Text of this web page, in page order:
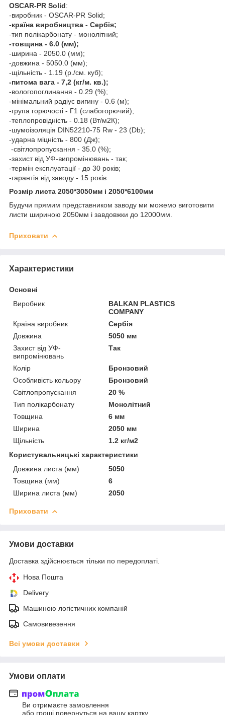
OSCAR-PR Solid:
-виробник - OSCAR-PR Solid;
-країна виробництва - Сербія;
-тип полікарбонату - монолітний;
-товщина - 6.0 (мм);
-ширина - 2050.0 (мм);
-довжина - 5050.0 (мм);
-щільність - 1.19 (р./см. куб);
-питома вага - 7,2 (кг/м. кв.);
-вологопоглинання - 0.29 (%);
-мінімальний радіус вигину - 0.6 (м);
-група горючості - Г1 (слабогорючий);
-теплопровідність - 0.18 (Вт/м2К);
-шумоізоляція DIN52210-75 Rw - 23 (Db);
-ударна міцність - 800 (Дж);
-світлопропускання - 35.0 (%);
-захист від УФ-випромінювань - так;
-термін експлуатації - до 30 років;
-гарантія від заводу - 15 років
Розмір листа 2050*3050мм і 2050*6100мм
Будучи прямим представником заводу ми можемо виготовити
листи шириною 2050мм і завдовжки до 12000мм.
Приховати
Характеристики
Основні
Виробник
BALKAN PLASTICS
COMPANY
Країна виробник
Сербія
Довжина
5050 мм
Захист від УФ-
випромінювань
Так
Колір
Бронзовий
Особливість кольору
Бронзовий
Світлопропускання
20 %
Тип полікарбонату
Монолітний
Товщина
6 мм
Ширина
2050 мм
Щільність
1.2 кг/м2
Користувальницькі характеристики
Довжина листа (мм)
5050
Товщина (мм)
6
Ширина листа (мм)
2050
Приховати
Умови доставки
Доставка здійснюється тільки по передоплаті.
Нова Пошта
Delivery
Машиною логістичних компаній
Самовивезення
Всі умови доставки
Умови оплати
Ви отримаєте замовлення
або гроші повернуться на вашу картку